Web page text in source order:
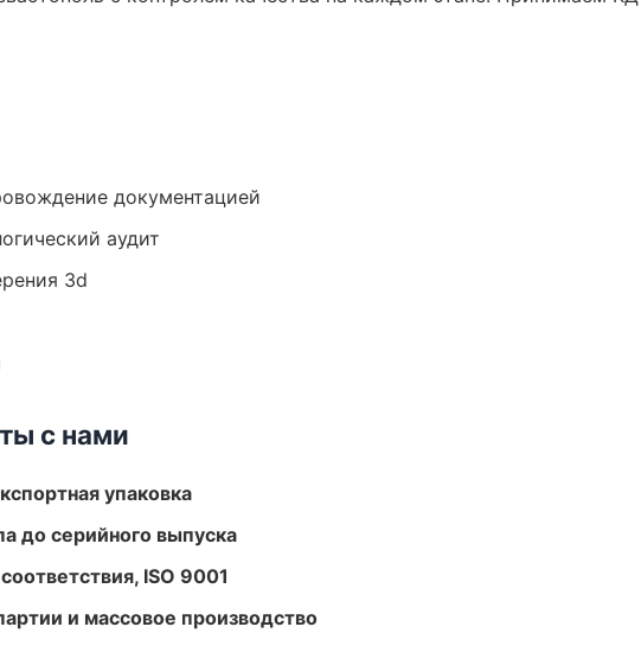
документацией
аудит
3d
с нами
упаковка
до серийного выпуска
ISO 9001
и массовое производство